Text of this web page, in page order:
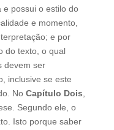
e possui o estilo do
e momento,
e por
do texto, o qual
devem ser
inclusive se este
No Capítulo Dois
Segundo ele, o
Isto porque saber